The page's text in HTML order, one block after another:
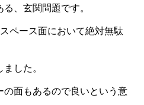
、玄関問題です。
ペース面において絶対無駄
した。
の面もあるので良いという意